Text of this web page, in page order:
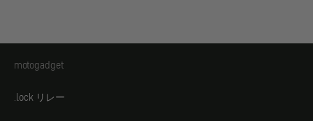
motogadget
motogadget mo
.lock リレー